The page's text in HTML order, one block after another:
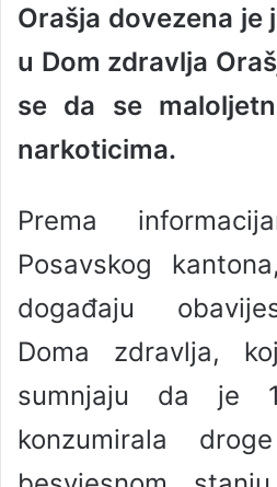
a
e
m
i
Orašja dovezena je
u Dom zdravlja
se da se
narkoticima.
Prema
Posavskog
događaju
Doma zdravlja,
sumnjaju da je
konzumirala